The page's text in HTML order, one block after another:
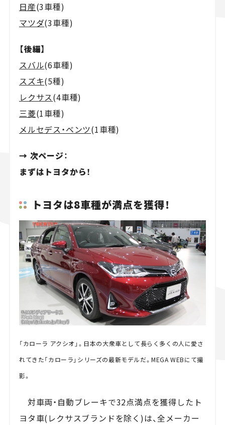
日産(3車種)
マツダ(3車種)
【後編】
スバル(6車種)
スズキ(5種)
レクサス(4車種)
三菱(1車種)
メルセデス・ベンツ(1車種)
→ 次ページ：
まずはトヨタから！
トヨタは8車種が満点を獲得！
「カローラ アクシオ」。日本の大衆車として長らく多くの人に愛さ
れてきた「カローラ」シリーズの最新モデルだ。MEGA WEBにて撮
影。
対車両・自動ブレーキで32点満点を獲得したト
ヨタ車(レクサスブランドを除く)は、全メーカー